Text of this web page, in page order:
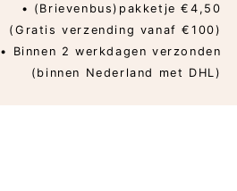
• (Brievenbus)pakketje €4,50
(Gratis verzending vanaf €100)
• Binnen 2 werkdagen verzonden
(binnen Nederland met DHL)